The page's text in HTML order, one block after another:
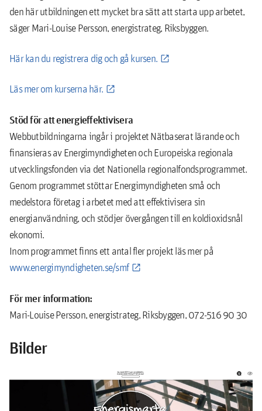
den här utbildningen ett mycket bra sätt att starta upp arbetet,
säger Mari-Louise Persson, energistrateg, Riksbyggen.
Här kan du registrera dig och gå kursen.
Läs mer om kurserna här.
Stöd för att energieffektivisera
Webbutbildningarna ingår i projektet Nätbaserat lärande och
finansieras av Energimyndigheten och Europeiska regionala
utvecklingsfonden via det Nationella regionalfondsprogrammet.
Genom programmet stöttar Energimyndigheten små och
medelstora företag i arbetet med att effektivisera sin
energianvändning, och stödjer övergången till en koldioxidsnål
ekonomi.
Inom programmet finns ett antal fler projekt läs mer på
www.energimyndigheten.se/smf
För mer information:
Mari-Louise Persson, energistrateg, Riksbyggen, 072-516 90 30
Bilder